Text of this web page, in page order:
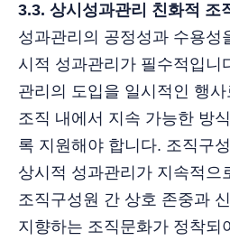
3.3. 상시성과관리 친화적 조
성과관리의 공정성과 수용성
시적 성과관리가 필수적입니
관리의 도입을 일시적인 행
조직 내에서 지속 가능한 방
록 지원해야 합니다. 조직구
상시적 성과관리가 지속적으
조직구성원 간 상호 존중과
지향하는 조직문화가 정착되